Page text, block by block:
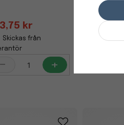
kr
Skickas från
- +
193,75
leverantör
-